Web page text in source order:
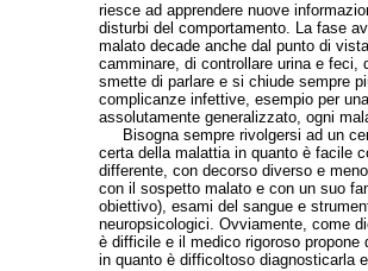
riesce ad apprendere nuove
disturbi del comportamento. La fase
malato decade anche dal punto di
camminare, di controllare urina e feci,
smette di parlare e si chiude sempre
complicanze infettive, esempio per
assolutamente generalizzato, ogni
Bisogna sempre rivolgersi ad un
certa della malattia in quanto è facile
differente, con decorso diverso e
con il sospetto malato e con un suo
obiettivo), esami del sangue e
neuropsicologici. Ovviamente, come
è difficile e il medico rigoroso
in quanto è difficoltoso diagnosticarla